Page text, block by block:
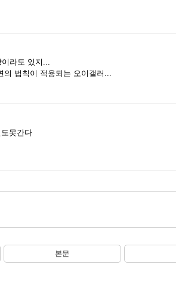
라도 있지...
법칙이 적용되는 오이갤러...
못간다
본문